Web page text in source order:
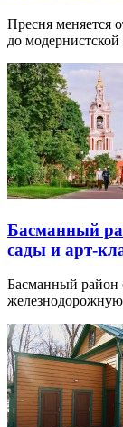
Пресня меняется
до
Басманный
сады и арт-
Басманный район